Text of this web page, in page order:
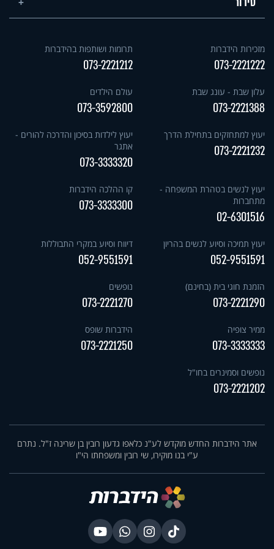
מזכירות הידברות
073-2221222
תרומות ושותפות בהידברות
073-2221212
עלון שבת - עונג שבת
073-2221388
עולם הילדים
073-3592800
יעוץ למתחזקים בתחילת הדרך
073-2221232
יעוץ לילדות בסיכון והדרכה להורים -
אתגר
073-3333320
יעוץ לנשים בטהרת המשפחה -
מתחברות
02-6301516
קו ההלכה הידברות
073-3333300
יעוץ תמיכה וסיוע לנשים בהריון
052-9551591
דיווח וסיוע במקרי התבוללות
052-9551591
הזמנת חוגי בית (בחינם)
073-2221290
נופשים
073-2221270
ממיר צופיה
073-3333333
הידברות שופס
073-2221250
נופשים וסמינרים בחו"ל
073-2221202
אתר הידברות החדש מוקדש לע"נ כלאפו גדעון רובין בן שרינה ז"ל. נתרם
ע"י בנו מוקירו, שי רובין ומשפחתו הי"ו